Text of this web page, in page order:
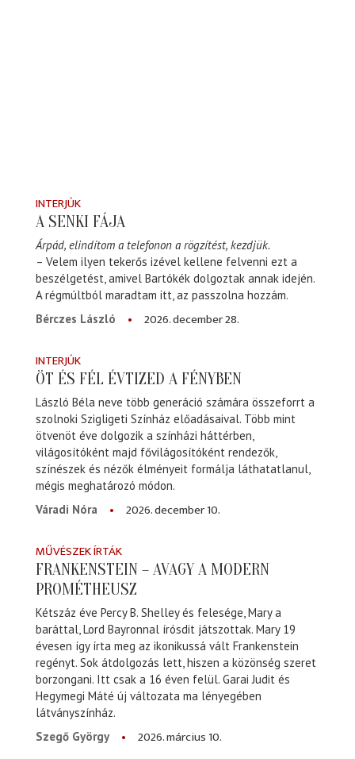
INTERJÚK
A SENKI FÁJA
Árpád, elindítom a telefonon a rögzítést, kezdjük.
– Velem ilyen tekerős izével kellene felvenni ezt a
beszélgetést, amivel Bartókék dolgoztak annak idején.
A régmúltból maradtam itt, az passzolna hozzám.
Bérczes László
2026. december 28.
INTERJÚK
ÖT ÉS FÉL ÉVTIZED A FÉNYBEN
László Béla neve több generáció számára összeforrt a
szolnoki Szigligeti Színház előadásaival. Több mint
ötvenöt éve dolgozik a színházi háttérben,
világosítóként majd fővilágosítóként rendezők,
színészek és nézők élményeit formálja láthatatlanul,
mégis meghatározó módon.
Váradi Nóra
2026. december 10.
MŰVÉSZEK ÍRTÁK
FRANKENSTEIN – AVAGY A MODERN
PROMÉTHEUSZ
Kétszáz éve Percy B. Shelley és felesége, Mary a
baráttal, Lord Bayronnal írósdit játszottak. Mary 19
évesen így írta meg az ikonikussá vált Frankenstein
regényt. Sok átdolgozás lett, hiszen a közönség szeret
borzongani. Itt csak a 16 éven felül. Garai Judit és
Hegymegi Máté új változata ma lényegében
látványszínház.
Szegő György
2026. március 10.